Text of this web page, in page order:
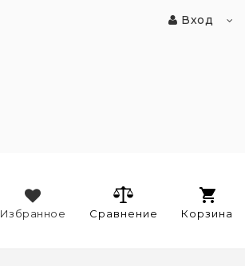
Вход
Корзина
Сравнение
Избранное